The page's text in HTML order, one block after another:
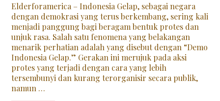
Elderforamerica – Indonesia Gelap, sebagai negara
dengan demokrasi yang terus berkembang, sering kali
menjadi panggung bagi beragam bentuk protes dan
unjuk rasa. Salah satu fenomena yang belakangan
menarik perhatian adalah yang disebut dengan “Demo
Indonesia Gelap.” Gerakan ini merujuk pada aksi
protes yang terjadi dengan cara yang lebih
tersembunyi dan kurang terorganisir secara publik,
namun …